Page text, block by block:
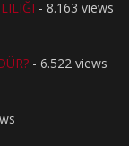
- 8.163 views
- 6.522 views